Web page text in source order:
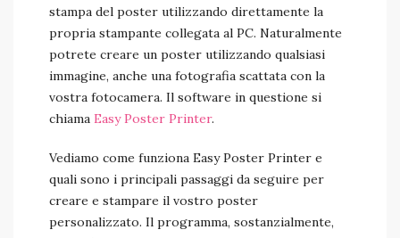
stampa del poster utilizzando direttamente la
propria stampante collegata al PC. Naturalmente
potrete creare un poster utilizzando qualsiasi
immagine, anche una fotografia scattata con la
vostra fotocamera. Il software in questione si
chiama Easy Poster Printer.
Vediamo come funziona Easy Poster Printer e
quali sono i principali passaggi da seguire per
creare e stampare il vostro poster
personalizzato. Il programma, sostanzialmente,